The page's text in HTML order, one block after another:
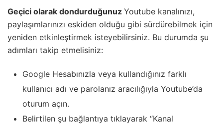
Geçici olarak dondurduğunuz Youtube kanalınızı,
paylaşımlarınızı eskiden olduğu gibi sürdürebilmek için
yeniden etkinleştirmek isteyebilirsiniz. Bu durumda şu
adımları takip etmelisiniz:
Google Hesabınızla veya kullandığınız farklı
kullanıcı adı ve parolanız aracılığıyla Youtube’da
oturum açın.
Belirtilen şu bağlantıya tıklayarak “Kanal